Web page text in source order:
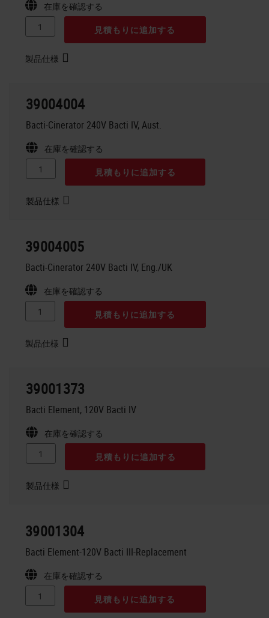
在庫を確認する
見積もりに追加する
製品仕様
39004004
Bacti-Cinerator 240V Bacti IV, Aust.
在庫を確認する
見積もりに追加する
製品仕様
39004005
Bacti-Cinerator 240V Bacti IV, Eng./UK
在庫を確認する
見積もりに追加する
製品仕様
39001373
Bacti Element, 120V Bacti IV
在庫を確認する
見積もりに追加する
製品仕様
39001304
Bacti Element-120V Bacti III-Replacement
在庫を確認する
見積もりに追加する